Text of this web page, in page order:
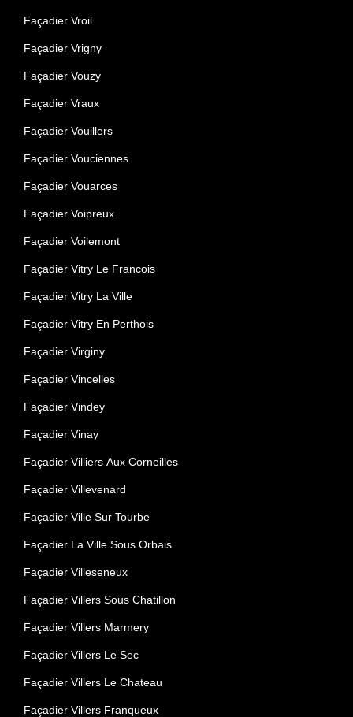
Façadier Vroil
Façadier Vrigny
Façadier Vouzy
Façadier Vraux
Façadier Vouillers
Façadier Vouciennes
Façadier Vouarces
Façadier Voipreux
Façadier Voilemont
Façadier Vitry Le Francois
Façadier Vitry La Ville
Façadier Vitry En Perthois
Façadier Virginy
Façadier Vincelles
Façadier Vindey
Façadier Vinay
Façadier Villiers Aux Corneilles
Façadier Villevenard
Façadier Ville Sur Tourbe
Façadier La Ville Sous Orbais
Façadier Villeseneux
Façadier Villers Sous Chatillon
Façadier Villers Marmery
Façadier Villers Le Sec
Façadier Villers Le Chateau
Façadier Villers Franqueux